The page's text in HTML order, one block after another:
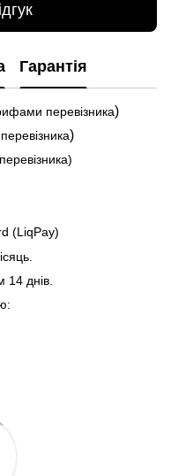
Гарантія
перевізника)
)
(LiqPay)
14 днів.